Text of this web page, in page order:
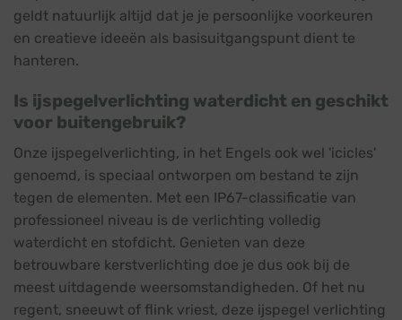
geldt natuurlijk altijd dat je je persoonlijke voorkeuren
en creatieve ideeën als basisuitgangspunt dient te
hanteren.
Is ijspegelverlichting waterdicht en geschikt
voor buitengebruik?
Onze ijspegelverlichting, in het Engels ook wel 'icicles'
genoemd, is speciaal ontworpen om bestand te zijn
tegen de elementen. Met een IP67-classificatie van
professioneel niveau is de verlichting volledig
waterdicht en stofdicht. Genieten van deze
betrouwbare kerstverlichting doe je dus ook bij de
meest uitdagende weersomstandigheden. Of het nu
regent, sneeuwt of flink vriest, deze ijspegel verlichting